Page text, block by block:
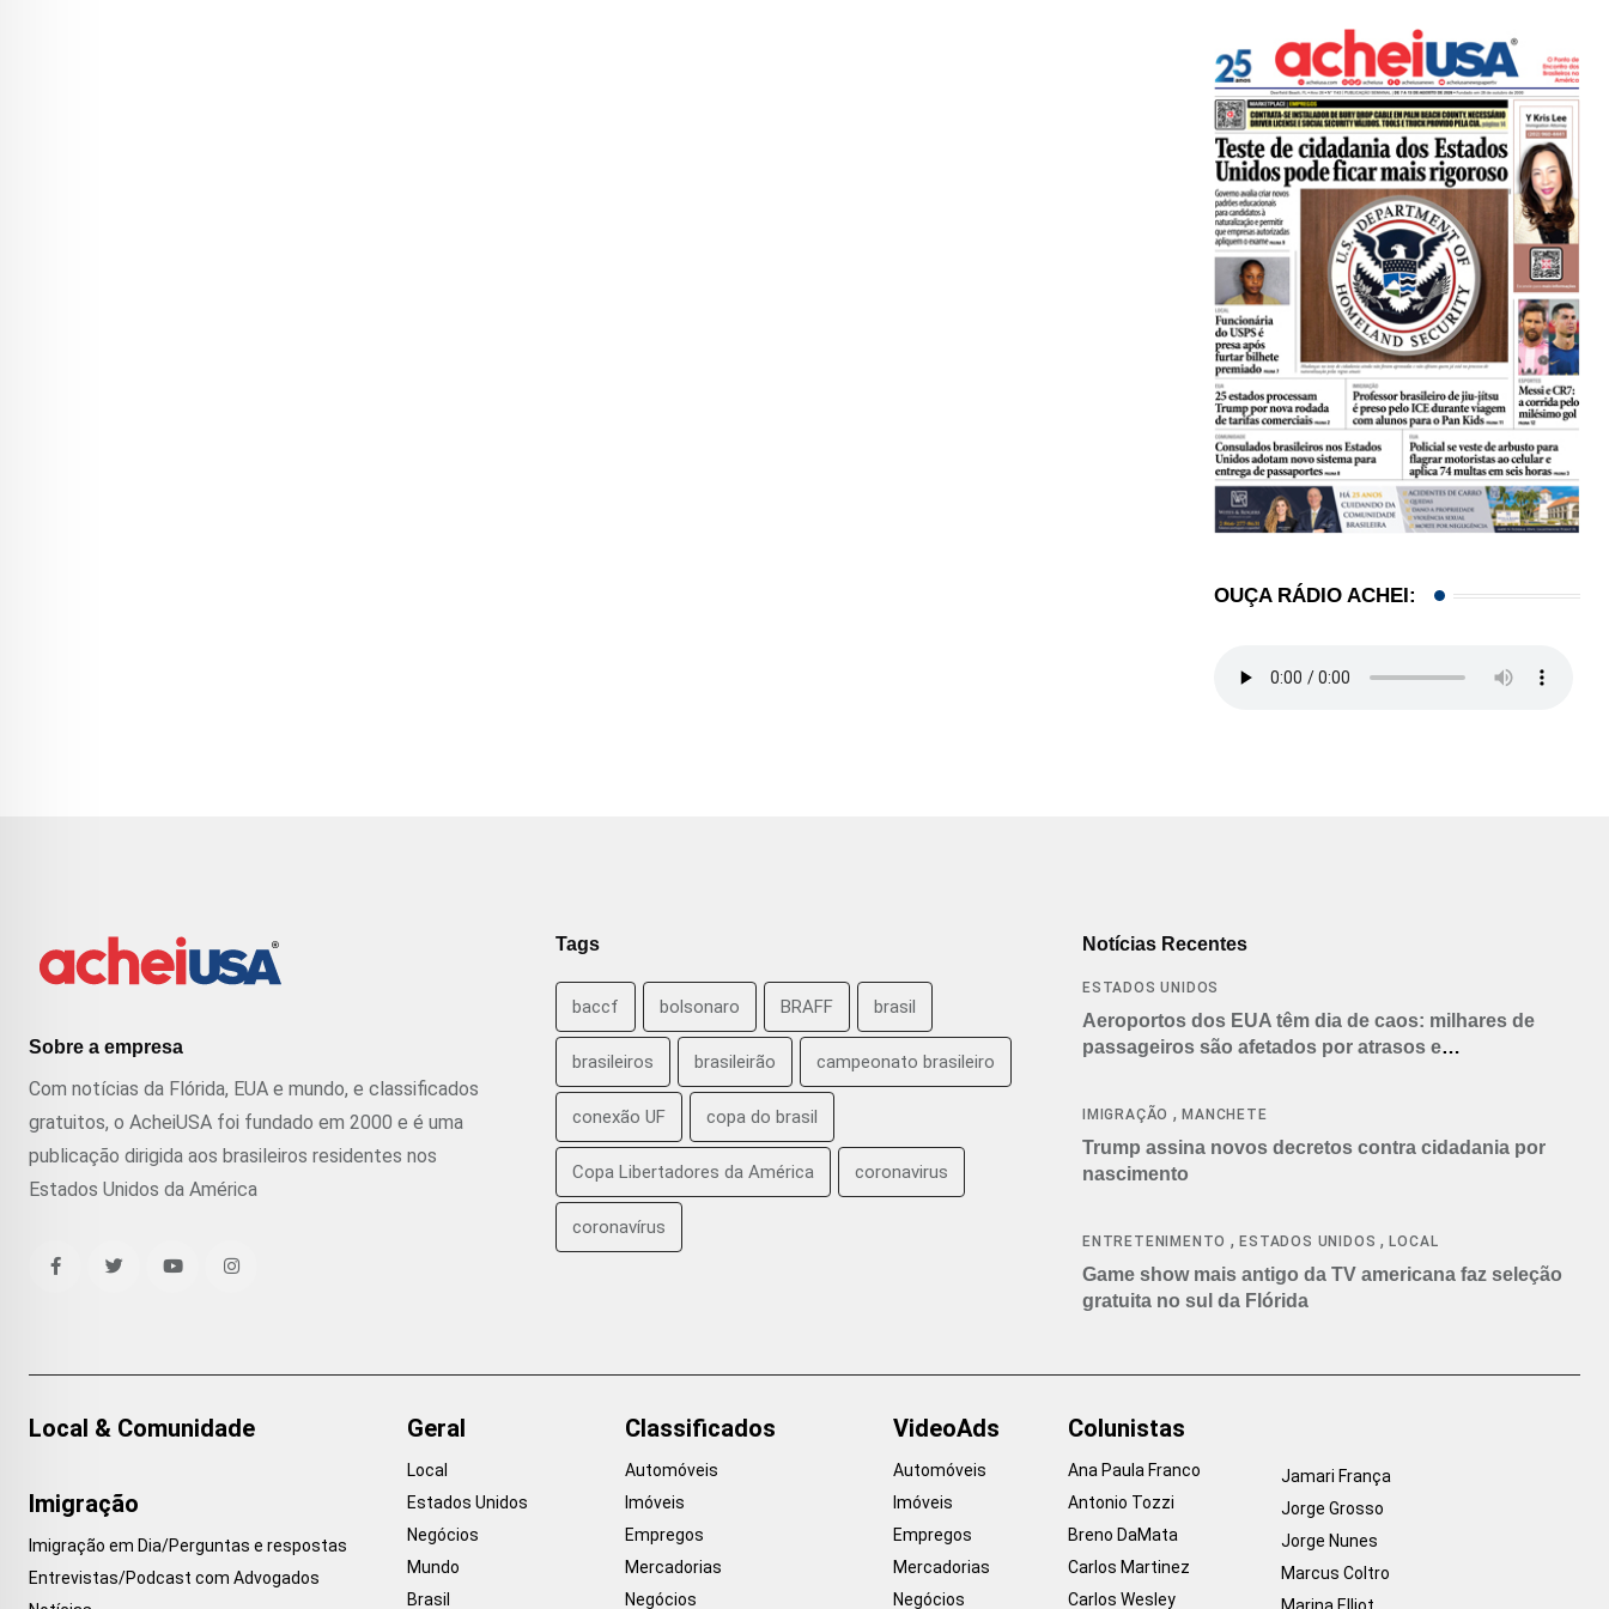
OUÇA RÁDIO ACHEI:
Sobre a empresa
Com notícias da Flórida, EUA e mundo, e classificados
gratuitos, o AcheiUSA foi fundado em 2000 e é uma
publicação dirigida aos brasileiros residentes nos
Estados Unidos da América
Tags
baccf bolsonaro BRAFF brasil
brasileiros brasileirão campeonato brasileiro
conexão UF copa do brasil
Copa Libertadores da América coronavirus
coronavírus
Notícias Recentes
ESTADOS UNIDOS
Aeroportos dos EUA têm dia de caos: milhares de
passageiros são afetados por atrasos e
IMIGRAÇÃO ,MANCHETE
Trump assina novos decretos contra cidadania por
nascimento
ENTRETENIMENTO ,ESTADOS UNIDOS ,LOCAL
Game show mais antigo da TV americana faz seleção
gratuita no sul da Flórida
Local & Comunidade
Imigração
Imigração em Dia/Perguntas e respostas
Entrevistas/Podcast com Advogados
Geral
Local
Estados Unidos
Negócios
Mundo
Brasil
Classificados
Automóveis
Imóveis
Empregos
Mercadorias
Negócios
VideoAds
Automóveis
Imóveis
Empregos
Mercadorias
Negócios
Colunistas
Ana Paula Franco
Antonio Tozzi
Breno DaMata
Carlos Martinez
Carlos Wesley
Jamari França
Jorge Grosso
Jorge Nunes
Marcus Coltro